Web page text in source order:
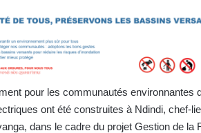
pour les communautés
ont été construites à Ndindi, chef-
dans le cadre du projet Gestion de la